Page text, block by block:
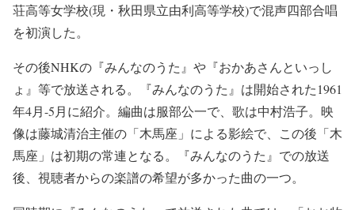
荘高等女学校(現・秋田県立由利高等学校)で混声四部合唱
を初演した。
その後NHKの『みんなのうた』や『おかあさんといっし
ょ』等で放送される。『みんなのうた』は開始された1961
年4月-5月に紹介。編曲は服部公一で、歌は中村浩子。映
像は藤城清治主催の「木馬座」による影絵で、この後「木
馬座」は初期の常連となる。『みんなのうた』での放送
後、視聴者からの楽譜の希望が多かった曲の一つ。